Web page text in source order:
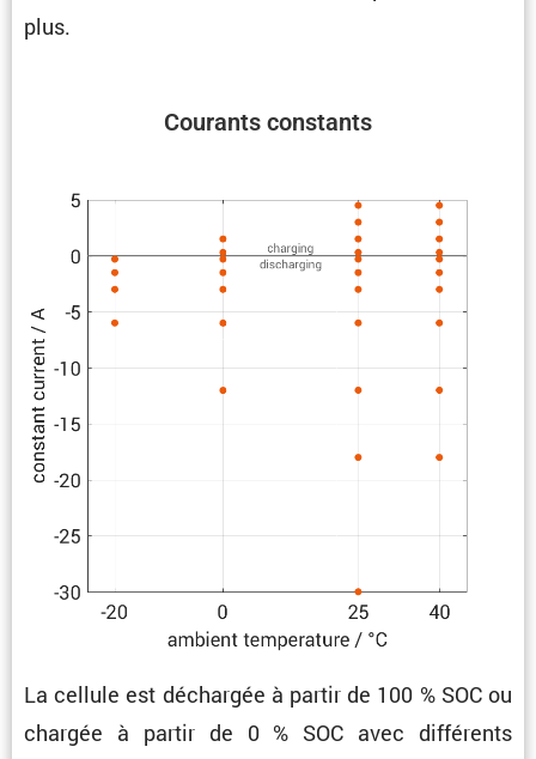
plus.
Courants constants
La cellule est déchargée à partir de 100 % SOC ou
chargée à partir de 0 % SOC avec diffé­rents